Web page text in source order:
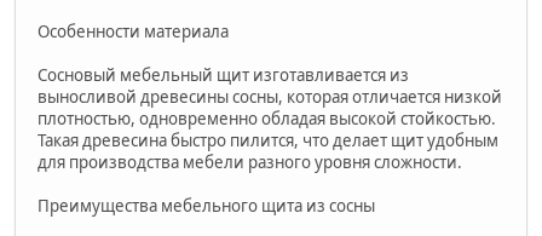
Особенности материала
Сосновый мебельный щит изготавливается из
выносливой древесины сосны, которая отличается низкой
плотностью, одновременно обладая высокой стойкостью.
Такая древесина быстро пилится, что делает щит удобным
для производства мебели разного уровня сложности.
Преимущества мебельного щита из сосны